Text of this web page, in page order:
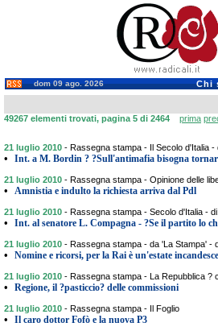
dom 09 ago. 2026 Chi
49267 elementi trovati, pagina 5 di 2464 prima
21 luglio 2010 - Rassegna stampa - Il Secolo d'Italia -
• Int. a M. Bordin ? ?Sull'antimafia bisogna
21 luglio 2010 - Rassegna stampa - Opinione delle
• Amnistia e indulto la richiesta arriva dal Pdl
21 luglio 2010 - Rassegna stampa - Secolo d'Italia -
• Int. al senatore L. Compagna - ?Se il partito lo
21 luglio 2010 - Rassegna stampa - da 'La Stampa' -
• Nomine e ricorsi, per la Rai è un'estate
21 luglio 2010 - Rassegna stampa - La Repubblica ?
• Regione, il ?pasticcio? delle commissioni
21 luglio 2010 - Rassegna stampa - Il Foglio
• Il caro dottor Fofò e la nuova P3